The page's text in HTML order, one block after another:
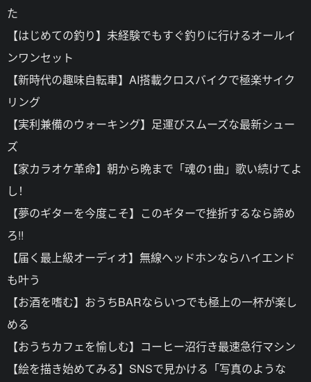
た
【はじめての釣り】未経験でもすぐ釣りに行けるオールイ
ンワンセット
【新時代の趣味自転車】AI搭載クロスバイクで極楽サイク
リング
【実利兼備のウォーキング】足運びスムーズな最新シュー
ズ
【家カラオケ革命】朝から晩まで「魂の1曲」歌い続けてよ
し！
【夢のギターを今度こそ】このギターで挫折するなら諦め
ろ!!
【届く最上級オーディオ】無線ヘッドホンならハイエンド
も叶う
【お酒を嗜む】おうちBARならいつでも極上の一杯が楽し
める
【おうちカフェを愉しむ】コーヒー沼行き最速急行マシン
【絵を描き始めてみる】SNSで見かける「写真のような